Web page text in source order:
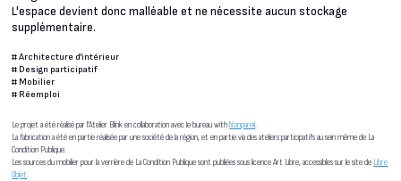
L'espace devient donc malléable et ne nécessite aucun stockage
supplémentaire.
#Architecture d'intérieur
# Design participatif
# Mobilier
# Réemploi
Le projet a été réalisé par l'Atelier Blink en collaboration avec le bureau withNonpareil.
La fabrication a été en partie réalisée par une société de la région, et en partie via des ateliers participatifs au sein même de La
Condition Publique.
Les sources du mobilier pour la verrière de La Condition Publique sont publiées sous licence Art Libre, accessibles sur le site de Libre
Objet.